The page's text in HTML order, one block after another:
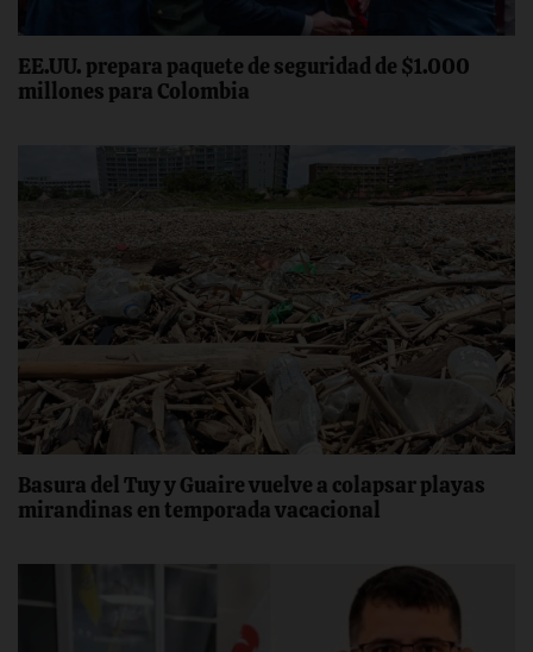
EE.UU. prepara paquete de seguridad de $1.000
millones para Colombia
Basura del Tuy y Guaire vuelve a colapsar playas
mirandinas en temporada vacacional